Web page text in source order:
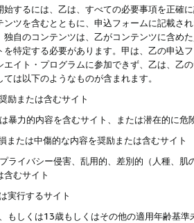
始するには、乙は、すべての必要事項を正確
ンツを含むとともに、申込フォームに記載さ
独自のコンテンツは、乙がコンテンツに含め
を特定する必要があります。甲は、乙の申込
エイト・プログラムに参加できず、乙は、乙
は以下のようなものが含まれます。
励または含むサイト
暴力的内容を含むサイト、または潜在的に
または中傷的な内容を奨励または含むサイト
ライバシー侵害、乱用的、差別的（人種、
含むサイト
実行するサイト
もしくは13歳もしくはその他の適用年齢基